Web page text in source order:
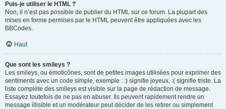
Puis-je utiliser le HTML ?
Non, il n’est pas possible de publier du HTML sur ce forum. La plupart des
mises en forme permises par le HTML peuvent être appliquées avec les
BBCodes.
Haut
Que sont les smileys ?
Les smileys, ou émoticônes, sont de petites images utilisées pour exprimer des
sentiments avec un code simple, exemple : :) signifie joyeux, :( signifie triste. La
liste complète des smileys est visible sur la page de rédaction de message.
Essayez toutefois de ne pas en abuser. Ils peuvent rapidement rendre un
message illisible et un modérateur peut décider de les retirer ou simplement